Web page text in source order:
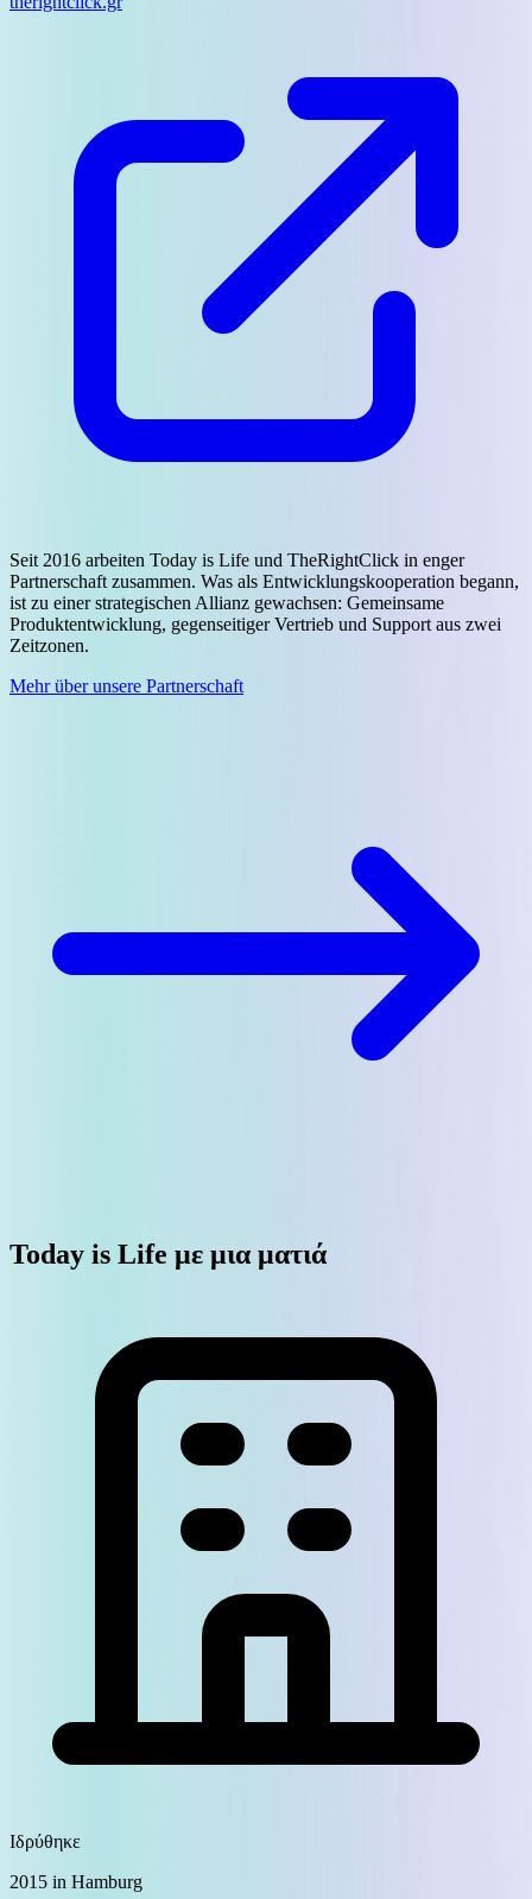
Seit 2016 arbeiten Today is Life und TheRightClick in enger
Partnerschaft zusammen. Was als Entwicklungskooperation begann,
ist zu einer strategischen Allianz gewachsen: Gemeinsame
Produktentwicklung, gegenseitiger Vertrieb und Support aus zwei
Zeitzonen.
Mehr über unsere Partnerschaft
Today is Life με μια ματιά
Ιδρύθηκε
2015 in Hamburg